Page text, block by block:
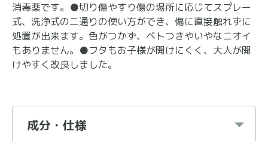
消毒薬です。●切り傷やすり傷の場所に応じてスプレー
式、洗浄式の二通りの使い方ができ、傷に直接触れずに
処置が出来ます。色がつかず、ベトつきやいやなニオイ
もありません。●フタもお子様が開けにくく、大人が開
けやすく改良しました。
成分・仕様